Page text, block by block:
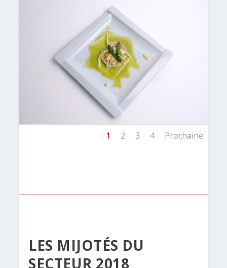
1 2 3 4 Prochaine
LES MIJOTÉS DU
SECTEUR 2018